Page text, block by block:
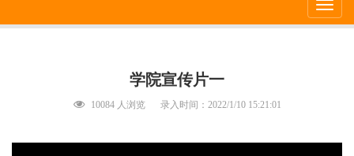
学院宣传片一
10084 人浏览 录入时间：2022/1/10 15:21:01